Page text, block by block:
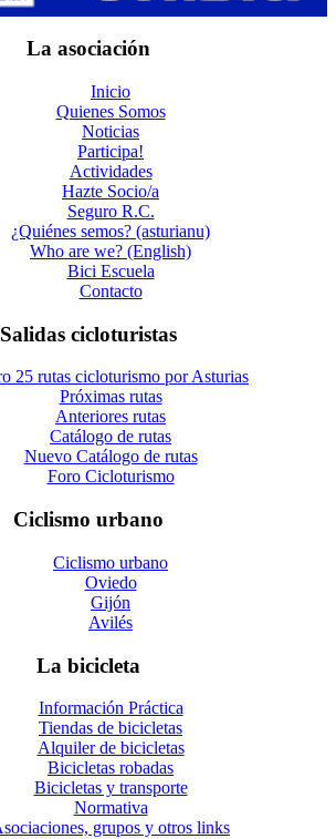
La asociación
Inicio
Quienes Somos
Noticias
Participa!
Actividades
Hazte Socio/a
Seguro R.C.
¿Quiénes semos? (asturianu)
Who are we? (English)
Bici Escuela
Contacto
Salidas cicloturistas
25 rutas cicloturismo por Asturias
Próximas rutas
Anteriores rutas
Catálogo de rutas
Nuevo Catálogo de rutas
Foro Cicloturismo
Ciclismo urbano
Ciclismo urbano
Oviedo
Gijón
Avilés
La bicicleta
Información Práctica
Tiendas de bicicletas
Alquiler de bicicletas
Bicicletas robadas
Bicicletas y transporte
Normativa
grupos y otros links